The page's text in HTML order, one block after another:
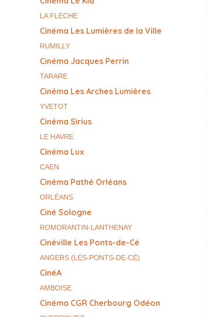
LA FLECHE
Cinéma Les Lumières de la Ville
RUMILLY
Cinéma Jacques Perrin
TARARE
Cinéma Les Arches Lumières
YVETOT
Cinéma Sirius
LE HAVRE
Cinéma Lux
CAEN
Cinéma Pathé Orléans
ORLÉANS
Ciné Sologne
ROMORANTIN-LANTHENAY
Cinéville Les Ponts-de-Cé
ANGERS (LES-PONTS-DE-CÉ)
CinéA
AMBOISE
Cinéma CGR Cherbourg Odéon